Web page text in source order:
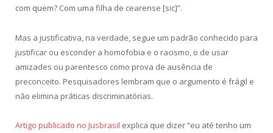
com quem? Com uma filha de cearense [sic]”.
Mas a justificativa, na verdade, segue um padrão conhecido para
justificar ou esconder a homofobia e o racismo, o de usar
amizades ou parentesco como prova de ausência de
preconceito. Pesquisadores lembram que o argumento é frágil e
não elimina práticas discriminatórias.
Artigo publicado no Jusbrasil explica que dizer “eu até tenho um